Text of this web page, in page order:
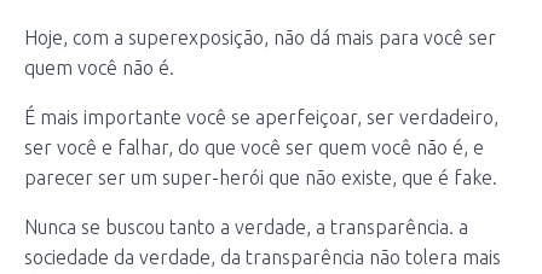
Hoje, com a superexposição, não dá mais para você ser
quem você não é.
É mais importante você se aperfeiçoar, ser verdadeiro,
ser você e falhar, do que você ser quem você não é, e
parecer ser um super-herói que não existe, que é fake.
Nunca se buscou tanto a verdade, a transparência. a
sociedade da verdade, da transparência não tolera mais